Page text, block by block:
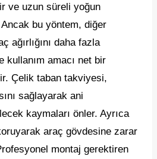
ve uzun süreli yoğun
bu yöntem, diğer
ağırlığını daha fazla
kullanım amacı net bir
Çelik taban takviyesi,
sağlayarak ani
kaymaları önler. Ayrıca
araç gövdesine zarar
montaj gerektiren